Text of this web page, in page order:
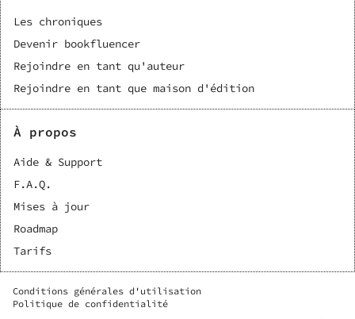
Les chroniques
Devenir bookfluencer
Rejoindre en tant qu'auteur
Rejoindre en tant que maison d'édition
À propos
Aide & Support
F.A.Q.
Mises à jour
Roadmap
Tarifs
Conditions générales d'utilisation
Politique de confidentialité